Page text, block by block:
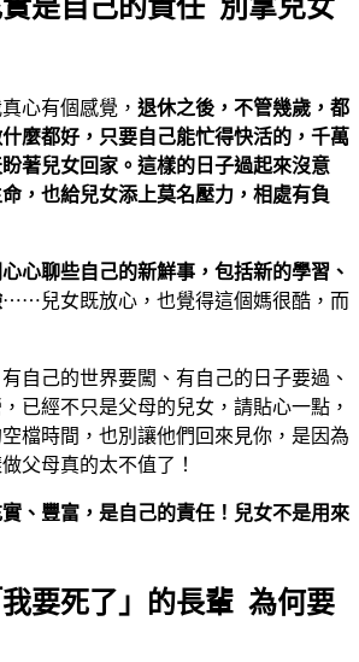
是自己的責任 別拿兒女
心有個感覺， 退休之後，不管幾歲，都
麼都好，只要自己能忙得快活的，千萬
著兒女回家。這樣的日子過起來沒意
，也給兒女添上莫名壓力，相處有負
心聊些自己的新鮮事，包括新的學習、
⋯⋯兒女既放心，也覺得這個媽很酷，而
自己的世界要闖、有自己的日子要過、
已經不只是父母的兒女，請貼心一點，
檔時間，也別讓他們回來見你，是因為
父母真的太不值了！
、豐富，是自己的責任！兒女不是用來
要死了」的長輩 為何要